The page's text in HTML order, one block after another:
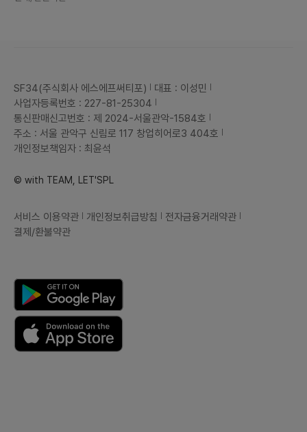
SF34(주식회사 에스에프써티포)
대표 : 이성민
사업자등록번호 : 227-81-25304
통신판매신고번호 : 제 2024-서울관악-1584호
주소 : 서울 관악구 신림로 117 창업히어로3 404호
개인정보책임자 : 최윤석
© with TEAM, LET'SPL
서비스 이용약관 개인정보취급방침
전자금융거래약관
결제/환불약관